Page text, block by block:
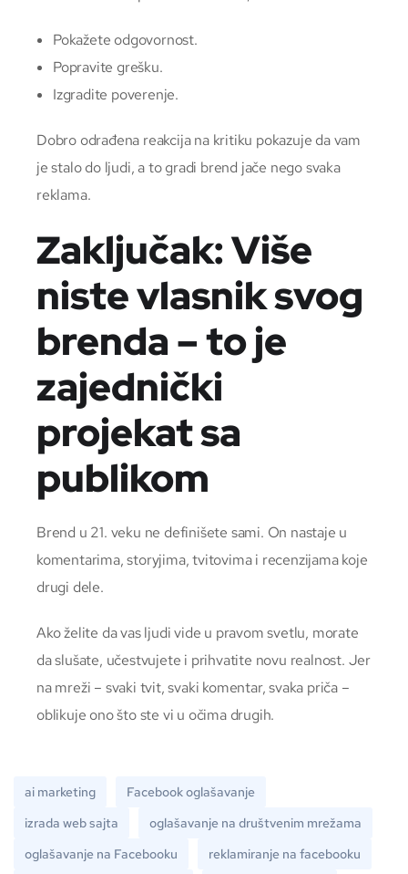
Pokažete odgovornost.
Popravite grešku.
Izgradite poverenje.
Dobro odrađena reakcija na kritiku pokazuje da vam
je stalo do ljudi, a to gradi brend jače nego svaka
reklama.
Zaključak: Više
niste vlasnik svog
brenda – to je
zajednički
projekat sa
publikom
Brend u 21. veku ne definišete sami. On nastaje u
komentarima, storyjima, tvitovima i recenzijama koje
drugi dele.
Ako želite da vas ljudi vide u pravom svetlu, morate
da slušate, učestvujete i prihvatite novu realnost. Jer
na mreži – svaki tvit, svaki komentar, svaka priča –
oblikuje ono što ste vi u očima drugih.
ai marketing
Facebook oglašavanje
izrada web sajta
oglašavanje na društvenim mrežama
oglašavanje na Facebooku
reklamiranje na facebooku